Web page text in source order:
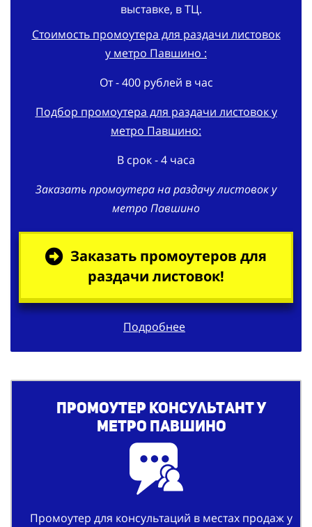
выставке, в ТЦ.
Стоимость промоутера для раздачи листовок
у метро Павшино :
От - 400 рублей в час
Подбор промоутера для раздачи листовок у
метро Павшино:
В срок - 4 часа
Заказать промоутера на раздачу листовок у
метро Павшино
Заказать промоутеров для
раздачи листовок!
Подробнее
Промоутер консультант у
метро Павшино
Промоутер для консультаций в местах продаж у